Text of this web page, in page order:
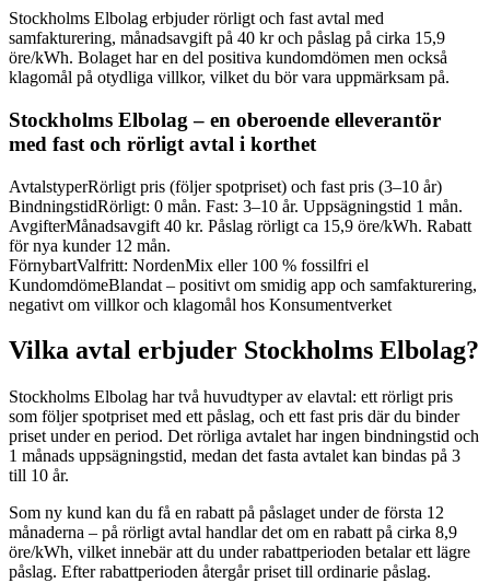
Stockholms Elbolag erbjuder rörligt och fast avtal med
samfakturering, månadsavgift på 40 kr och påslag på cirka 15,9
öre/kWh. Bolaget har en del positiva kundomdömen men också
klagomål på otydliga villkor, vilket du bör vara uppmärksam på.
Stockholms Elbolag – en oberoende elleverantör
med fast och rörligt avtal i korthet
AvtalstyperRörligt pris (följer spotpriset) och fast pris (3–10 år)
BindningstidRörligt: 0 mån. Fast: 3–10 år. Uppsägningstid 1 mån.
AvgifterMånadsavgift 40 kr. Påslag rörligt ca 15,9 öre/kWh. Rabatt
för nya kunder 12 mån.
FörnybartValfritt: NordenMix eller 100 % fossilfri el
KundomdömeBlandat – positivt om smidig app och samfakturering,
negativt om villkor och klagomål hos Konsumentverket
Vilka avtal erbjuder Stockholms Elbolag?
Stockholms Elbolag har två huvudtyper av elavtal: ett rörligt pris
som följer spotpriset med ett påslag, och ett fast pris där du binder
priset under en period. Det rörliga avtalet har ingen bindningstid och
1 månads uppsägningstid, medan det fasta avtalet kan bindas på 3
till 10 år.
Som ny kund kan du få en rabatt på påslaget under de första 12
månaderna – på rörligt avtal handlar det om en rabatt på cirka 8,9
öre/kWh, vilket innebär att du under rabattperioden betalar ett lägre
påslag. Efter rabattperioden återgår priset till ordinarie påslag.